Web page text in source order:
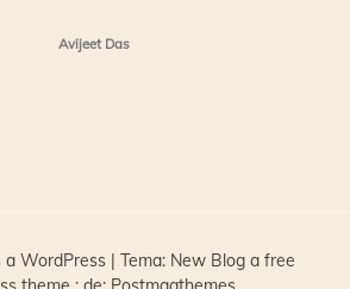
Avijeet Das
a WordPress | Tema: New Blog a free